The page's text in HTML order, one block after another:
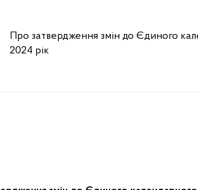
Про затвердження змін до Єдиного
2024 рік